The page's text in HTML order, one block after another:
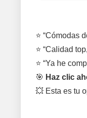
⭐ “Cómodas
⭐ “Calidad
⭐ “Ya he
🎯 Haz clic
💥 Esta es tu